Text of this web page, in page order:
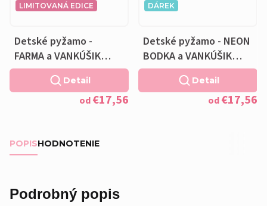
LIMITOVANÁ EDICE
Detské pyžamo -
FARMA a VANKÚŠIK
ZADARMO
od€17,56
Detail
DÁREK
Detské pyžamo - NEON
BODKA a VANKÚŠIK
ZADARMO
od€17,56
Detail
POPISHODNOTENIE
Podrobný popis